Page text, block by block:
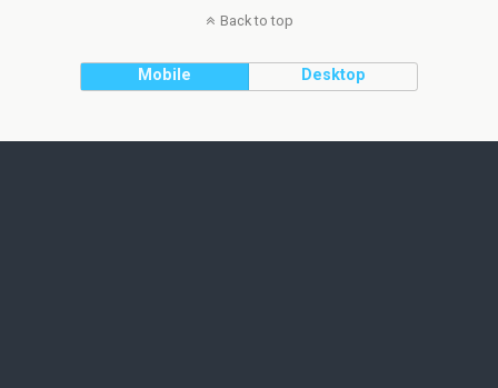
Back to top
Mobile Desktop